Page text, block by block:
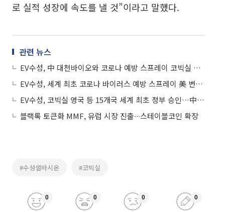
로 실적 성장에 속도를 낼 것”이라고 말했다.
관련 뉴스
EV수성, 中 대천바이오와 코로나 예방 스프레이 코빅실 공급 논의
EV수성, 세계 최초 코로나 바이러스 예방 스프레이 美 변이 바이러스에 품귀현상…판매급증
EV수성, 코빅실 영국 등 15개국 세계 최초 정부 승인…中 대천바이오 납품 계약
블랙록 토큰화 MMF, 유럽 시장 진출∙∙∙스테이블코인 확장
#수성샐바시온 #코빅실
0 0 0 0